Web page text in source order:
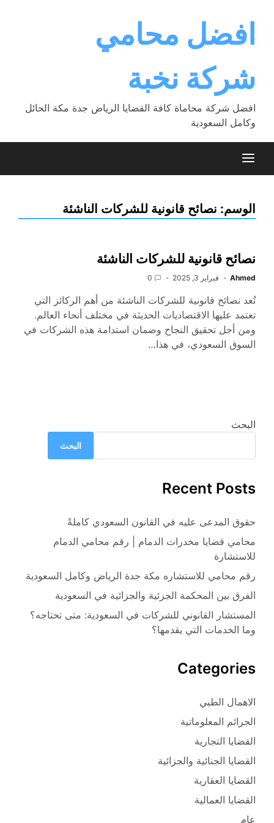
contentافضل محامي
شركة نخبة
افضل شركة محاماة كافة القضايا الرياض جدة مكة الحائل
وكامل السعودية
الوسم: نصائح قانونية للشركات الناشئة
نصائح قانونية للشركات الناشئة
Ahmed فبراير 3, 2025 0
تُعد نصائح قانونية للشركات الناشئة من أهم الركائز التي
تعتمد عليها الاقتصاديات الحديثة في مختلف أنحاء العالم.
ومن أجل تحقيق النجاح وضمان استدامة هذه الشركات في
السوق السعودي، في هذا…
البحث
البحث
Recent Posts
حقوق المدعى عليه في القانون السعودي كاملةً
محامي قضايا مخدرات الدمام | رقم محامي الدمام
للاستشارة
رقم محامي للاستشاره مكة جدة الرياض وكامل السعودية
الفرق بين المحكمة الجزئية والجزائية في السعودية
المستشار القانوني للشركات في السعودية: متى تحتاجه؟
وما الخدمات التي يقدمها؟
Categories
الاهمال الطبي
الجرائم المعلوماتية
القضايا التجارية
القضايا الجنائية والجزائية
القضايا العقارية
القضايا العمالية
عام